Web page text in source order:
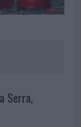
Serra,